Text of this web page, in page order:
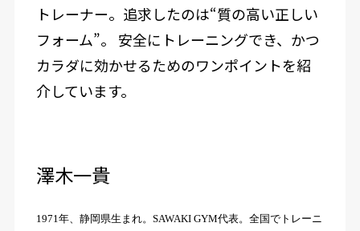
トレーナー。追求したのは“質の高い正しい
フォーム”。 安全にトレーニングでき、かつ
カラダに効かせるためのワンポイントを紹
介しています。
澤木一貴
1971年、静岡県生まれ。SAWAKI GYM代表。全国でトレーニ